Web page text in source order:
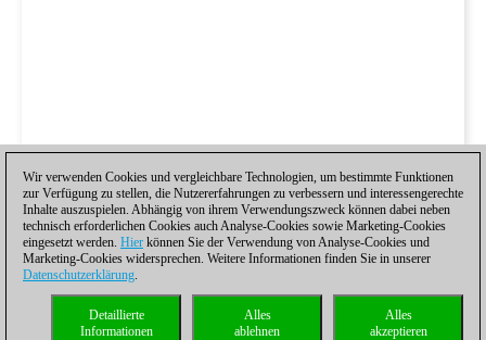
Wir verwenden Cookies und vergleichbare Technologien, um bestimmte Funktionen
zur Verfügung zu stellen, die Nutzererfahrungen zu verbessern und interessengerechte
Inhalte auszuspielen. Abhängig von ihrem Verwendungszweck können dabei neben
technisch erforderlichen Cookies auch Analyse-Cookies sowie Marketing-Cookies
eingesetzt werden. Hier können Sie der Verwendung von Analyse-Cookies und
Marketing-Cookies widersprechen. Weitere Informationen finden Sie in unserer
Datenschutzerklärung.
Alles
akzeptieren
Alles
ablehnen
Detaillierte
Informationen